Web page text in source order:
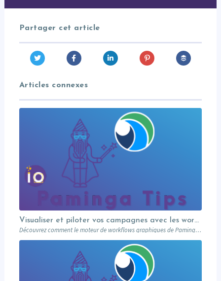
Partager cet article
Articles connexes
Visualiser et piloter vos campagnes avec les workflows graphiques Paminga.
Découvrez comment le moteur de workflows graphiques de Paminga vous permet de visualiser toute la logique de vos campagnes en un seul coup d’œil — branches conditionnelles, AB tests, waits et intégration Salesforce.